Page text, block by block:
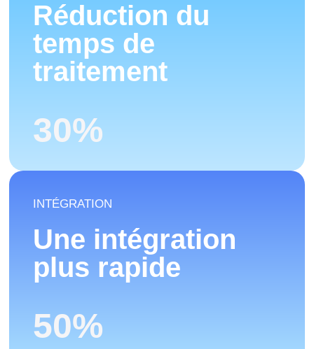
Réduction du
temps de
traitement
30%
INTÉGRATION
Une intégration
plus rapide
50%